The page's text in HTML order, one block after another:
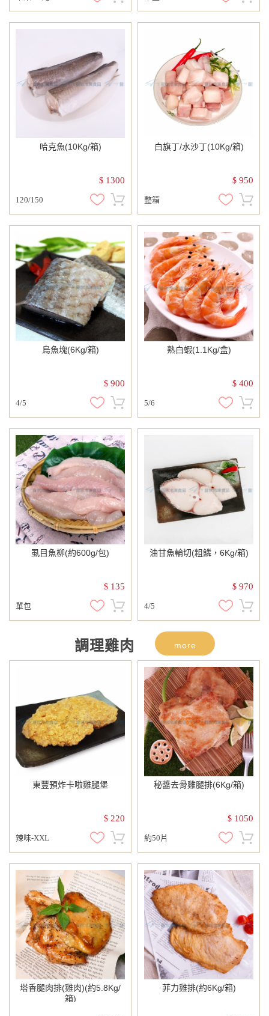
哈克魚(10Kg/箱)
$ 1300
120/150
白旗丁/水沙丁(10Kg/箱)
$ 950
整箱
烏魚塊(6Kg/箱)
$ 900
4/5
熟白蝦(1.1Kg/盒)
$ 400
5/6
虱目魚柳(約600g/包)
$ 135
單包
油甘魚輪切(粗鱗，6Kg/箱)
$ 970
4/5
調理雞肉 more
東豐預炸卡啦雞腿堡
$ 220
辣味-XXL
秘醬去骨雞腿排(6Kg/箱)
$ 1050
約50片
塔香腿肉排(雞肉)(約5.8Kg/
箱)
菲力雞排(約6Kg/箱)